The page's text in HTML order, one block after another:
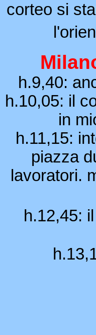
corteo si
h.9,40:
h.10,05: il
in
h.11,15:
piazza
lavoratori.
h.12,45: